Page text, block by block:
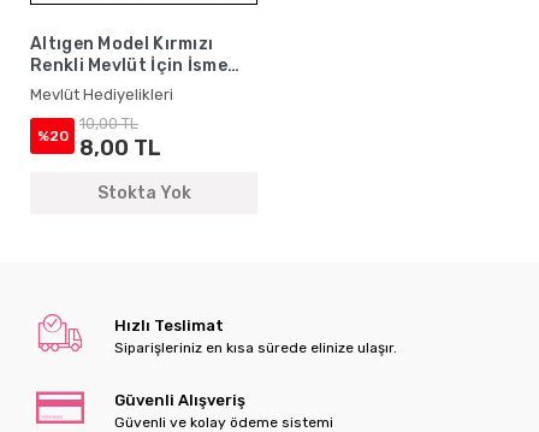
Altıgen Model Kırmızı
Renkli Mevlüt İçin İsme
Özel Ayet-el Kürsi Magnet
Mevlüt Hediyelikleri
%20
10,00 TL
8,00 TL
Stokta Yok
Hızlı Teslimat
Siparişleriniz en kısa sürede elinize ulaşır.
Güvenli Alışveriş
Güvenli ve kolay ödeme sistemi